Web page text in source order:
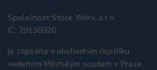
Společnost Stock Worx, s.r.o.
IČ: 29136920
je zapsána v obchodním rejstříku
vedeném Městským soudem v Praze,